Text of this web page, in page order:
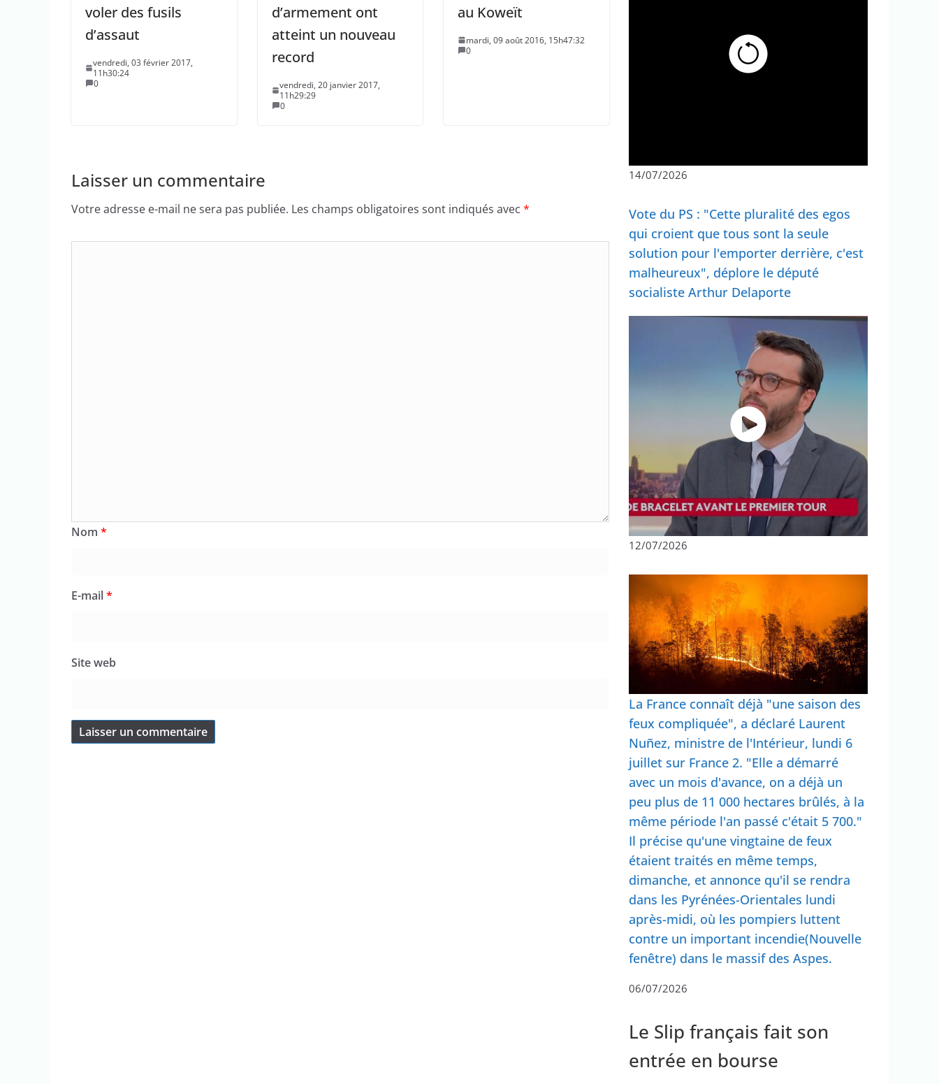
voler des fusils
d’assaut
vendredi, 03 février 2017,
11h30:24
0
d’armement ont
atteint un nouveau
record
vendredi, 20 janvier 2017,
11h29:29
0
au Koweït
mardi, 09 août 2016, 15h47:32
0
Laisser un commentaire
Votre adresse e-mail ne sera pas publiée. Les champs obligatoires sont indiqués avec *
Nom *
E-mail*
Site web
14/07/2026
Vote du PS : "Cette pluralité des egos
qui croient que tous sont la seule
solution pour l'emporter derrière, c'est
malheureux", déplore le député
socialiste Arthur Delaporte
12/07/2026
La France connaît déjà "une saison des
feux compliquée", a déclaré Laurent
Nuñez, ministre de l'Intérieur, lundi 6
juillet sur France 2. "Elle a démarré
avec un mois d'avance, on a déjà un
peu plus de 11 000 hectares brûlés, à la
même période l'an passé c'était 5 700."
Il précise qu'une vingtaine de feux
étaient traités en même temps,
dimanche, et annonce qu'il se rendra
dans les Pyrénées-Orientales lundi
après-midi, où les pompiers luttent
contre un important incendie(Nouvelle
fenêtre) dans le massif des Aspes.
06/07/2026
Le Slip français fait son
entrée en bourse